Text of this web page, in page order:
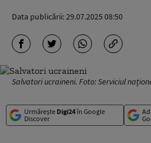
Data publicării:29.07.2025 08:50
Salvatori ucraineni. Foto: Serviciul
Urmărește Digi24în Google
Discover